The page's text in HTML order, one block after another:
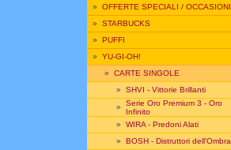
» OFFERTE SPECIALI / OCCASIONI
» STARBUCKS
» PUFFI
» YU-GI-OH!
» CARTE SINGOLE
» SHVI - Vittorie Brillanti
» Serie Oro Premium 3 - Oro
Infinito
» WIRA - Predoni Alati
» BOSH - Distruttori dell'Ombra